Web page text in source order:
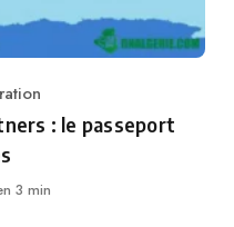
: le passeport
3 min